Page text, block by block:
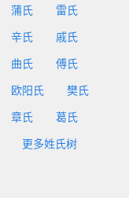
蒲氏 雷氏
辛氏 戚氏
曲氏 傅氏
欧阳氏 樊氏
章氏 葛氏
更多姓氏树